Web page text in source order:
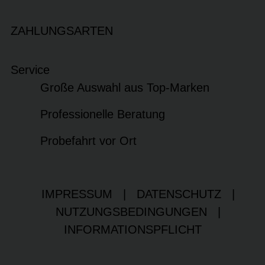
ZAHLUNGSARTEN
Service
Große Auswahl aus Top-Marken
Professionelle Beratung
Probefahrt vor Ort
IMPRESSUM DATENSCHUTZ
NUTZUNGSBEDINGUNGEN
INFORMATIONSPFLICHT